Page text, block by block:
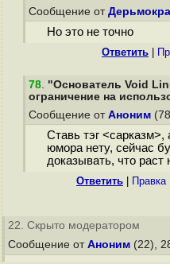
Сообщение от
Но это не точно
Ответить
78. "Основатель Void
ограничение на
Сообщение от Аноним
Ставь тэг <сарказм>,
юмора нету, сейчас
доказывать, что раст
Ответить Правка|
22. Скрыто модератором
Сообщение от Аноним (22),